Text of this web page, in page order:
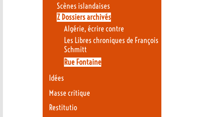
Scènes islandaises
Z Dossiers archivés
Algérie, écrire contre
Les Libres chroniques de François
Schmitt
Rue Fontaine
Idées
Masse critique
Restitutio